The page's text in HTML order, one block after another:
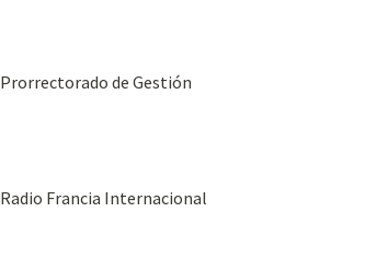
Prorrectorado de Gestión
Radio Francia Internacional